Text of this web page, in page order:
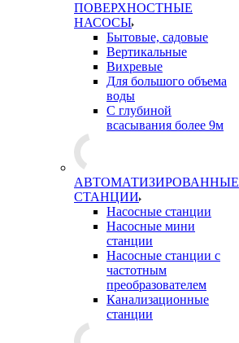
ПОВЕРХНОСТНЫЕ
НАСОСЫ
Бытовые, садовые
Вертикальные
Вихревые
Для большого объема
воды
С глубиной
всасывания более 9м
АВТОМАТИЗИРОВАННЫЕ
СТАНЦИИ
Насосные станции
Насосные мини
станции
Насосные станции с
частотным
преобразователем
Канализационные
станции